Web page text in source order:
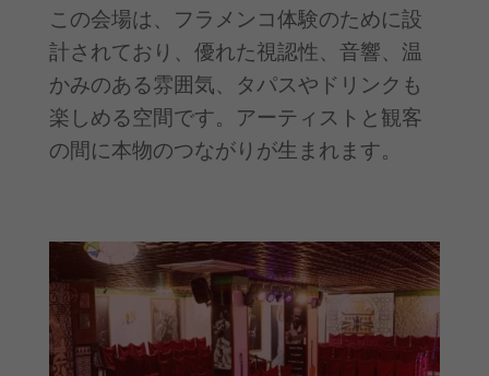
この会場は、フラメンコ体験のために設
計されており、優れた視認性、音響、温
かみのある雰囲気、タパスやドリンクも
楽しめる空間です。アーティストと観客
の間に本物のつながりが生まれます。